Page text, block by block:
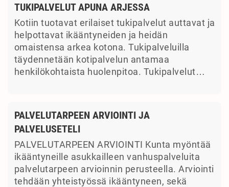
TUKIPALVELUT APUNA ARJESSA
Kotiin tuotavat erilaiset tukipalvelut auttavat ja
helpottavat ikääntyneiden ja heidän
omaistensa arkea kotona. Tukipalveluilla
täydennetään kotipalvelun antamaa
henkilökohtaista huolenpitoa. Tukipalvelut…
PALVELUTARPEEN ARVIOINTI JA
PALVELUSETELI
PALVELUTARPEEN ARVIOINTI Kunta myöntää
ikääntyneille asukkailleen vanhuspalveluita
palvelutarpeen arvioinnin perusteella. Arviointi
tehdään yhteistyössä ikääntyneen, sekä